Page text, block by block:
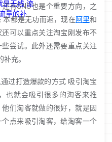
有SNS也是个重要方向，之
都是无功而返，现在阿里和
可以重点关注淘宝刚发布不
尝试。此外还需要重点关注
充。
过打造爆款的方式 吸引淘宝
也就会吸引很多的淘客来推
们淘客就做的很好，就是因
点来吸引淘客，给淘客一个